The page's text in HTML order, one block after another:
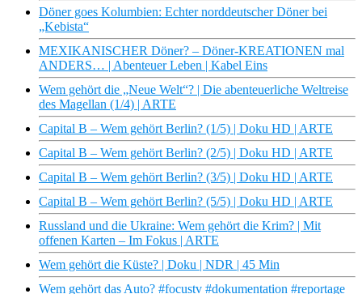
Döner goes Kolumbien: Echter norddeutscher Döner bei
„Kebista“
MEXIKANISCHER Döner? – Döner-KREATIONEN mal
ANDERS… | Abenteuer Leben | Kabel Eins
Wem gehört die „Neue Welt“? | Die abenteuerliche Weltreise
des Magellan (1/4) | ARTE
Capital B – Wem gehört Berlin? (1/5) | Doku HD | ARTE
Capital B – Wem gehört Berlin? (2/5) | Doku HD | ARTE
Capital B – Wem gehört Berlin? (3/5) | Doku HD | ARTE
Capital B – Wem gehört Berlin? (5/5) | Doku HD | ARTE
Russland und die Ukraine: Wem gehört die Krim? | Mit
offenen Karten – Im Fokus | ARTE
Wem gehört die Küste? | Doku | NDR | 45 Min
Wem gehört das Auto? #focustv #dokumentation #reportage